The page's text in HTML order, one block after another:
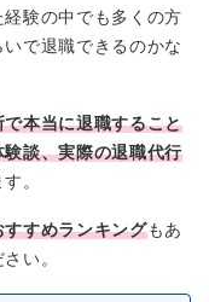
験の中でも多くの方
で退職できるのかな
で本当に退職すること
談、実際の退職代行
。
すめランキングもあ
い。